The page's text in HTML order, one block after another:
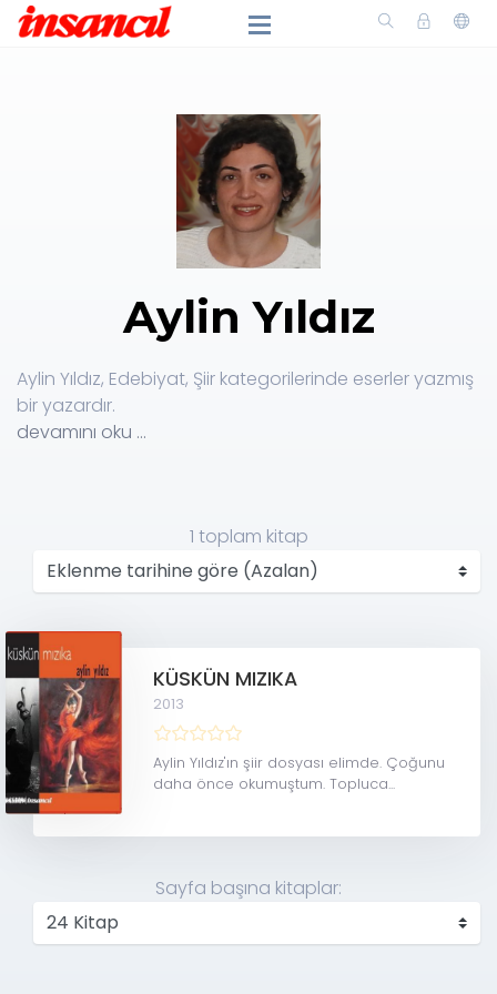
Aylin Yıldız
Aylin Yıldız, Edebiyat, Şiir kategorilerinde eserler yazmış
bir yazardır.
Aylin Yıldız tarafından yazılan son kitap "Küskün Mızıka",
İnsancıl Yayınları tarafından okurların beğenisine
sunulmuştur.
devamını oku ...
1 toplam kitap
KÜSKÜN MIZIKA
2013
Aylin Yıldız'ın şiir dosyası elimde. Çoğunu
daha önce okumuştum. Topluca...
Sayfa başına kitaplar: